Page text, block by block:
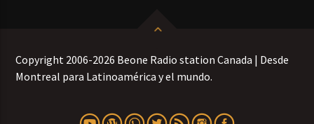
Copyright 2006-2026 Beone Radio station Canada | Desde
Montreal para Latinoamérica y el mundo.